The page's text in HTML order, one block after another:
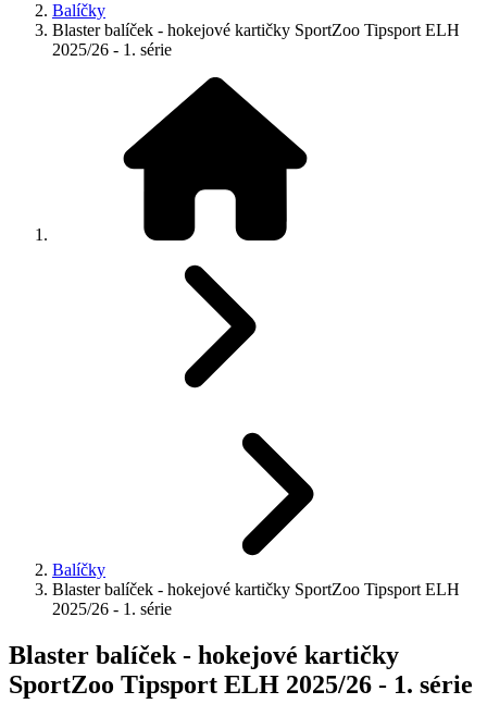
Balíčky
Blaster balíček - hokejové kartičky SportZoo Tipsport ELH
2025/26 - 1. série
Balíčky
Blaster balíček - hokejové kartičky SportZoo Tipsport ELH
2025/26 - 1. série
Blaster balíček - hokejové kartičky
SportZoo Tipsport ELH 2025/26 - 1. série